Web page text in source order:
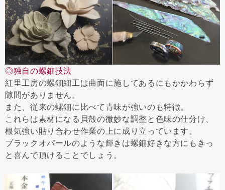
◎独自の螺鈿技法
紅里工房の螺鈿細工は曲面に施してあるにもかかわらず
隙間がありません。
また、従来の螺鈿に比べて青味が強いのも特徴。
これらは素材になる貝殻の微妙な調整と色味の仕分け、
根気強い貼り合わせ作業の上に成り立っています。
ブラックオパールのような輝きは螺鈿好きな方にもきっ
と喜んで頂けることでしょう。